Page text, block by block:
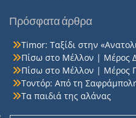
Πρόσφατα άρθρα
Timor: Ταξίδι στην
Πίσω στο Μέλλον | Μέρος
Πίσω στο Μέλλον | Μέρος
Τοντόρ: Από τη
Τα παιδιά της αλάνας